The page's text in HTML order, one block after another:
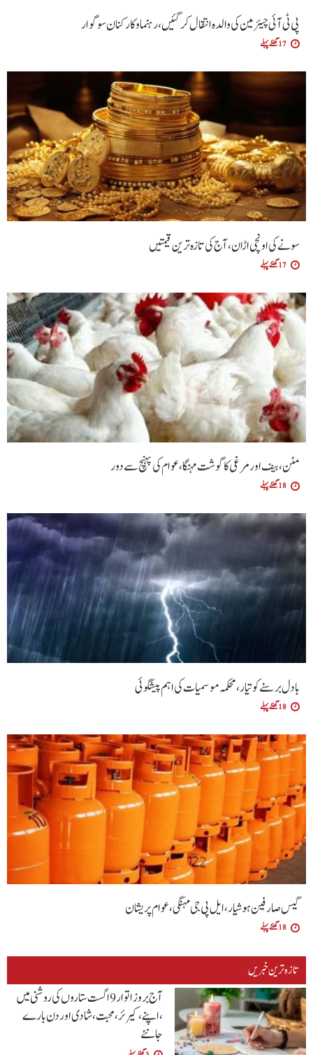
پی ٹی آئی چیئرمین کی والدہ انتقال کرگئیں، رہنما و کارکنان سوگوار
17 گھنٹے پہلے
سونے کی اونچی اڑان، آج کی تازہ ترین قیمتیں
17 گھنٹے پہلے
مٹن، بیف اور مرغی کا گوشت مہنگا، عوام کی پہنچ سے دور
18 گھنٹے پہلے
بادل برسنے کو تیار، محکمہ موسمیات کی اہم پیشگوئی
18 گھنٹے پہلے
گیس صارفین ہوشیار، ایل پی جی مہنگی، عوام پریشان
18 گھنٹے پہلے
تازہ ترین خبریں
آج بروز اتوار9 اگست ستاروں کی روشنی میں
،اپنے،کیرئر،محبت ،شادی اور دن بارے
جانئے